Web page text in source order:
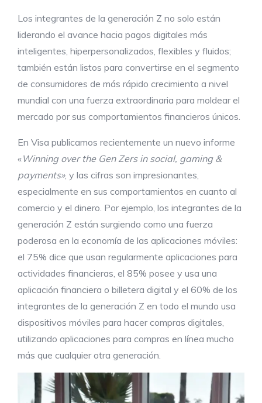
Los integrantes de la generación Z no solo están
liderando el avance hacia pagos digitales más
inteligentes, hiperpersonalizados, flexibles y fluidos;
también están listos para convertirse en el segmento
de consumidores de más rápido crecimiento a nivel
mundial con una fuerza extraordinaria para moldear el
mercado por sus comportamientos financieros únicos.
En Visa publicamos recientemente un nuevo informe
«Winning over the Gen Zers in social, gaming &
payments», y las cifras son impresionantes,
especialmente en sus comportamientos en cuanto al
comercio y el dinero. Por ejemplo, los integrantes de la
generación Z están surgiendo como una fuerza
poderosa en la economía de las aplicaciones móviles:
el 75% dice que usan regularmente aplicaciones para
actividades financieras, el 85% posee y usa una
aplicación financiera o billetera digital y el 60% de los
integrantes de la generación Z en todo el mundo usa
dispositivos móviles para hacer compras digitales,
utilizando aplicaciones para compras en línea mucho
más que cualquier otra generación.